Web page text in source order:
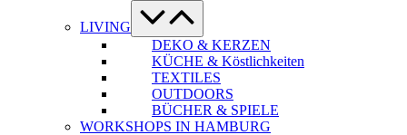
LIVING
Menü-
Schalter
DEKO & KERZEN
KÜCHE & Köstlichkeiten
TEXTILES
OUTDOORS
BÜCHER & SPIELE
WORKSHOPS IN HAMBURG